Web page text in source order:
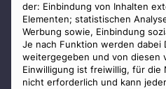
der: Einbindung von Inhalten
Elementen; statistischen
Werbung sowie, Einbindung
Je nach Funktion werden dabei
weitergegeben und von diesen
Einwilligung ist freiwillig, für die
nicht erforderlich und kann
Datenschutz
Widerrufsbelehrung
Zahlungsmöglichkeiten